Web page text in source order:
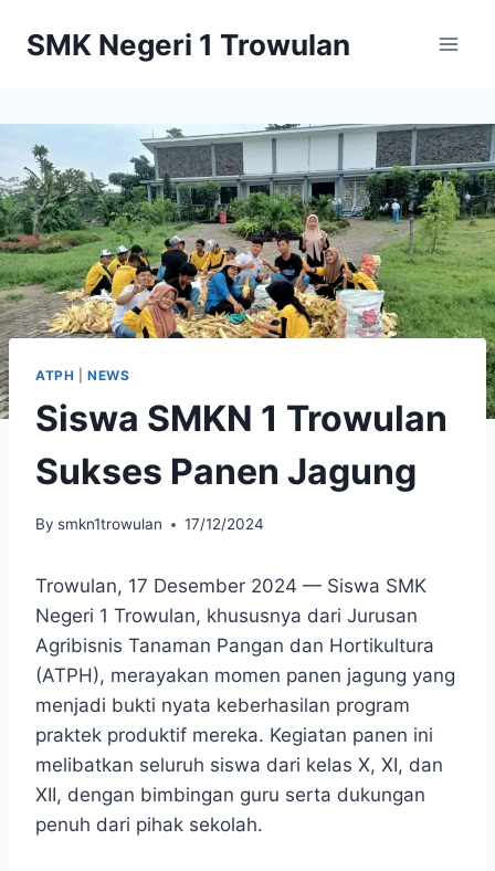
SMK Negeri 1 Trowulan
ATPH |NEWS
Siswa SMKN 1 Trowulan
Sukses Panen Jagung
By smkn1trowulan 17/12/2024
Trowulan, 17 Desember 2024 — Siswa SMK
Negeri 1 Trowulan, khususnya dari Jurusan
Agribisnis Tanaman Pangan dan Hortikultura
(ATPH), merayakan momen panen jagung yang
menjadi bukti nyata keberhasilan program
praktek produktif mereka. Kegiatan panen ini
melibatkan seluruh siswa dari kelas X, XI, dan
XII, dengan bimbingan guru serta dukungan
penuh dari pihak sekolah.